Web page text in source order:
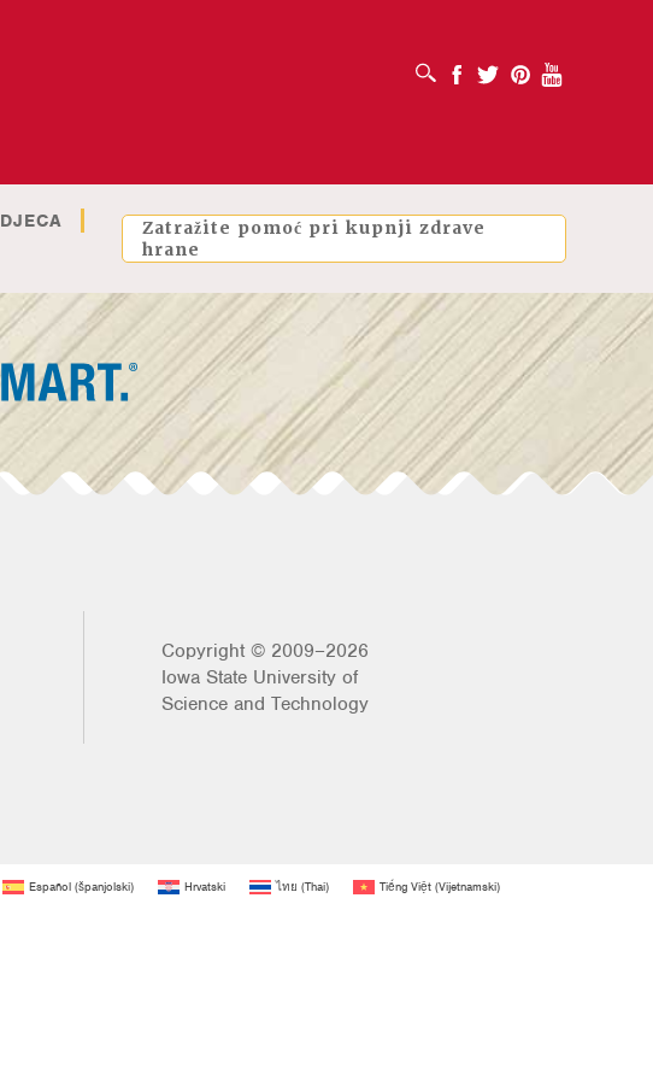
OTVORI OKVIR ZA PRETRAŽIVANJE
Facebook
Twitter PinterestYoutube
DJECA
Zatražite pomoć pri kupnji zdrave
hrane
Copyright © 2009–2026
Iowa State University of
Science and Technology
Español (španjolski) Hrvatski ไทย (Thai) Tiếng Việt (Vijetnamski)